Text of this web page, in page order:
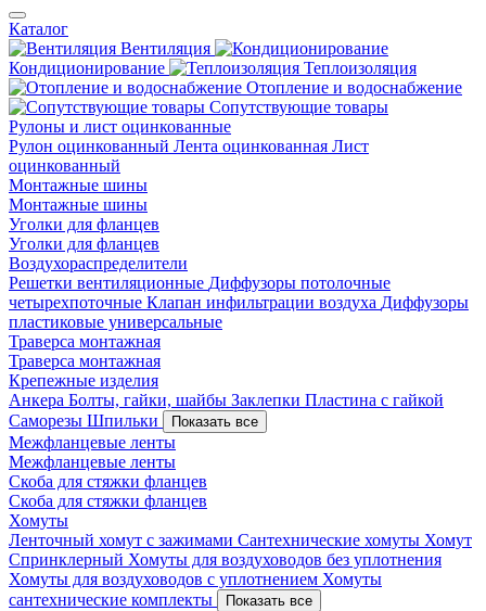
Каталог
Вентиляция
Кондиционирование
Теплоизоляция
Отопление и водоснабжение
Сопутствующие товары
Рулоны и лист оцинкованные
Рулон оцинкованный Лента оцинкованная Лист
оцинкованный
Монтажные шины
Монтажные шины
Уголки для фланцев
Уголки для фланцев
Воздухораспределители
Решетки вентиляционные Диффузоры потолочные
четырехпоточные Клапан инфильтрации воздуха Диффузоры
пластиковые универсальные
Траверса монтажная
Траверса монтажная
Крепежные изделия
Анкера Болты, гайки, шайбы Заклепки Пластина с гайкой
Саморезы Шпильки Показать все
Межфланцевые ленты
Межфланцевые ленты
Скоба для стяжки фланцев
Скоба для стяжки фланцев
Хомуты
Ленточный хомут с зажимами Сантехнические хомуты Хомут
Спринклерный Хомуты для воздуховодов без уплотнения
Хомуты для воздуховодов с уплотнением Хомуты
сантехнические комплекты
Показать все